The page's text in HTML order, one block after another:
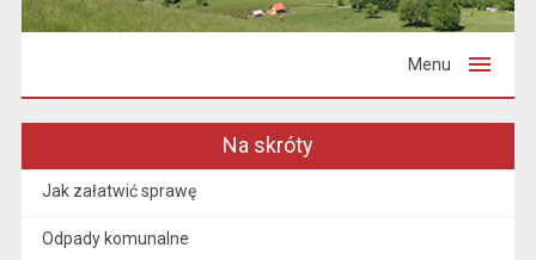
Menu
Na skróty
Jak załatwić sprawę
Odpady komunalne